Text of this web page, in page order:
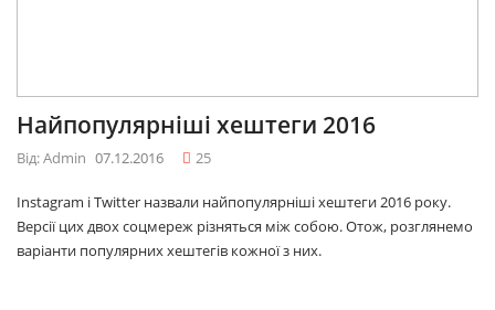
Найпопулярніші хештеги 2016
Від: Admin 07.12.2016 25
Instagram і Twitter назвали найпопулярніші хештеги 2016 року.
Версії цих двох соцмереж різняться між собою. Отож, розглянемо
варіанти популярних хештегів кожної з них.